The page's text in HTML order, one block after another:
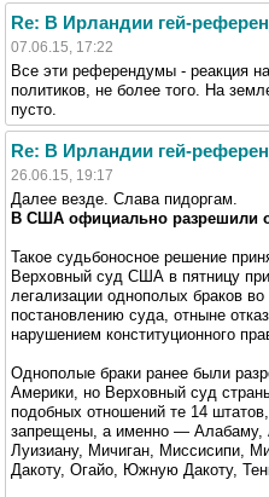
Re: В Ирландии гей-
07.06.15, 17:22
Все эти референдумы - реакция
политиков, не более того. На
пусто.
Re: В Ирландии гей-
26.06.15, 19:17
Далее везде. Слава пидоргам.
В США официально разрешили
Такое судьбоносное решение
Верховный суд США в пятницу
легализации однополых браков
постановлению суда, отныне
нарушением конституционного
Однополые браки ранее были
Америки, но Верховный суд
подобных отношений те 14
запрещены, а именно — Алабаму,
Луизиану, Мичиган, Миссисипи,
Дакоту, Огайо, Южную Дакоту,